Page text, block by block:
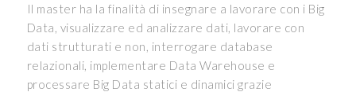
Il master ha la finalità di insegnare a lavorare con i Big
Data, visualizzare ed analizzare dati, lavorare con
dati strutturati e non, interrogare database
relazionali, implementare Data Warehouse e
processare Big Data statici e dinamici grazie